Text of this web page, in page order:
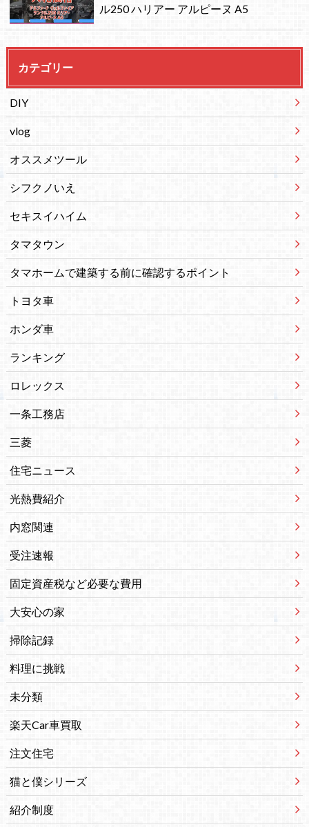
ル250 ハリアー アルピーヌ A5
カテゴリー
DIY
vlog
オススメツール
シフクノいえ
セキスイハイム
タマタウン
タマホームで建築する前に確認するポイント
トヨタ車
ホンダ車
ランキング
ロレックス
一条工務店
三菱
住宅ニュース
光熱費紹介
内窓関連
受注速報
固定資産税など必要な費用
大安心の家
掃除記録
料理に挑戦
未分類
楽天Car車買取
注文住宅
猫と僕シリーズ
紹介制度